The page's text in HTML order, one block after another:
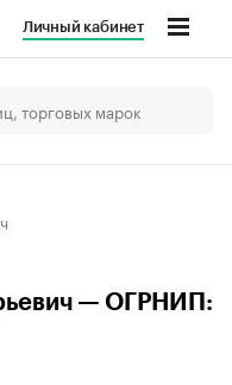
Личный кабинет
— ОГРНИП: